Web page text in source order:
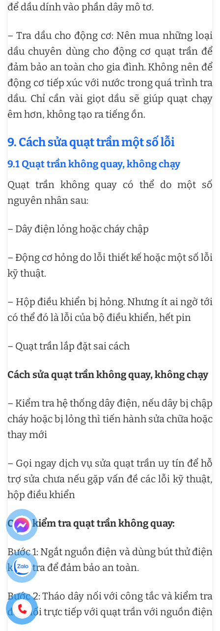
để dầu dính vào phần dây mô tơ.
– Tra dầu cho động cơ: Nên mua những loại
dầu chuyên dùng cho động cơ quạt trần để
đảm bảo an toàn cho gia đình. Không nên để
động cơ tiếp xúc với nước trong quá trình tra
dầu. Chỉ cần vài giọt dầu sẽ giúp quạt chạy
êm hơn, không tạo ra tiếng ồn.
9. Cách sửa quạt trần một số lỗi
9.1 Quạt trần không quay, không chạy
Quạt trần không quay có thể do một số
nguyên nhân sau:
– Dây điện lỏng hoặc cháy chập
– Động cơ hỏng do lỗi thiết kế hoặc một số lỗi
kỹ thuật.
– Hộp điều khiển bị hỏng. Nhưng ít ai ngờ tới
có thể đó là lỗi của bộ điều khiển, hết pin
– Quạt trần lắp đặt sai cách
Cách sửa quạt trần không quay, không chạy
– Kiểm tra hệ thống dây điện, nếu dây bị chập
cháy hoặc bị lỏng thì tiến hành sửa chữa hoặc
thay mới
– Gọi ngay dịch vụ sửa quạt trần uy tín để hỗ
trợ sửa chưa nếu gặp vấn đề các lỗi kỹ thuật,
hộp điều khiển
Cách kiểm tra quạt trần không quay:
Bước 1: Ngắt nguồn điện và dùng bút thử điện
kiểm tra để đảm bảo an toàn.
Bước 2: Tháo dây nối với công tắc và kiểm tra
đấu nối trực tiếp với quạt trần với nguồn điện